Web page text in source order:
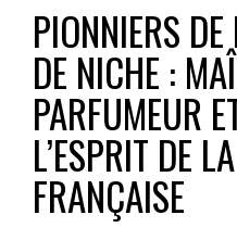
PIONNIERS
DE NICHE :
PARFUMEUR
L’ESPRIT DE
FRANÇAISE